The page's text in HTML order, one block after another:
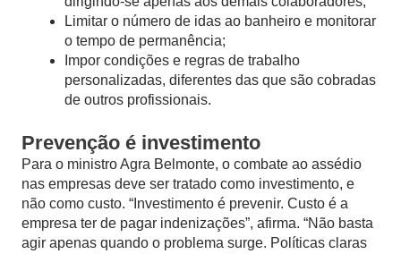
Limitar o número de idas ao banheiro e monitorar
o tempo de permanência;
Impor condições e regras de trabalho
personalizadas, diferentes das que são cobradas
de outros profissionais.
Prevenção é investimento
Para o ministro Agra Belmonte, o combate ao assédio
nas empresas deve ser tratado como investimento, e
não como custo. “Investimento é prevenir. Custo é a
empresa ter de pagar indenizações”, afirma. “Não basta
agir apenas quando o problema surge. Políticas claras